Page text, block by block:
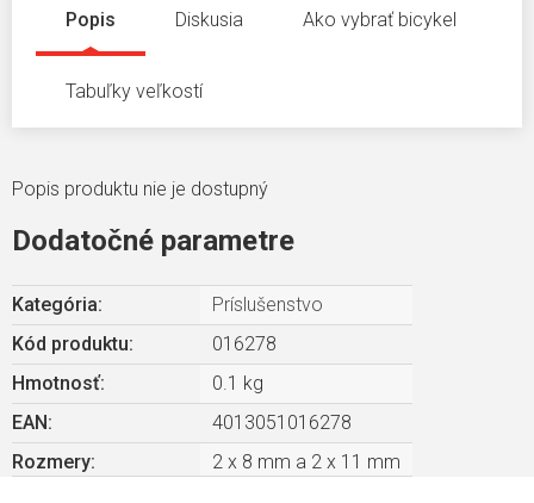
Popis Diskusia Ako vybrať bicykel
Tabuľky veľkostí
Popis produktu nie je dostupný
Dodatočné parametre
Kategória:
Príslušenstvo
Kód produktu:
016278
Hmotnosť:
0.1 kg
EAN :
4013051016278
Rozmery: 2 x 8 mm a 2 x 11 mm